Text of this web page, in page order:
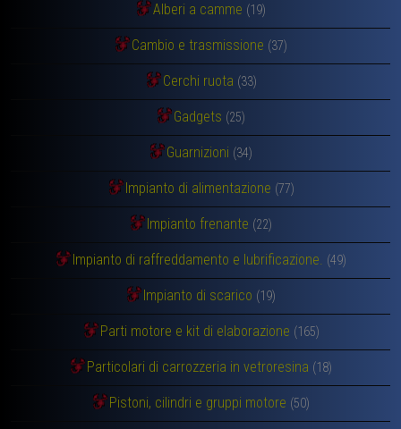
Alberi a camme (19)
Cambio e trasmissione (37)
Cerchi ruota (33)
Gadgets (25)
Guarnizioni (34)
Impianto di alimentazione (77)
Impianto frenante (22)
Impianto di raffreddamento e lubrificazione. (49)
Impianto di scarico (19)
Parti motore e kit di elaborazione (165)
Particolari di carrozzeria in vetroresina (18)
Pistoni, cilindri e gruppi motore (50)